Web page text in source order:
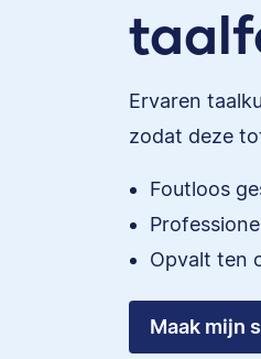
Ervaren
zodat deze
Foutloos
Opvalt ten
Maak mijn